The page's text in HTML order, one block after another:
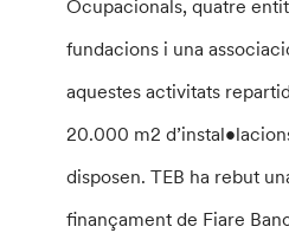
Ocupacionals, quatre
fundacions i una
aquestes activitats
20.000 m2
disposen. TEB ha rebut
finançament de Fiare